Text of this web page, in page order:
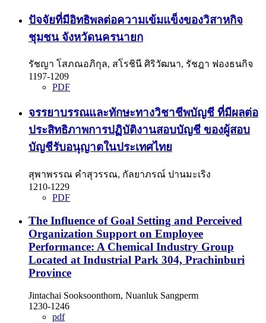
ปัจจัยที่มีอิทธิพลต่อความเข้มแข็งของวิสาหกิจ
ชุมชน จังหวัดนครนายก
รัชญา โสภณอภิกุล, สโรชินี ศิริวัฒนา, รัชฎา ฟองธนกิจ
1197-1209
PDF
จรรยาบรรณและทักษะทางวิชาชีพบัญชี ที่มีผลต่อ
ประสิทธิภาพการปฏิบัติงานสอบบัญชี ของผู้สอบ
บัญชีรับอนุญาตในประเทศไทย
สุพาพรรณ คำสุวรรณ, กัลยาภรณ์ ปานมะเริง
1210-1229
PDF
The Influence of Goal Setting and Perceived
Organization Support on Employee
Performance: A Chemical Industry Group
Located at Industrial Park 304, Prachinburi
Province
Jintachai Sooksoonthorn, Nuanluk Sangperm
1230-1246
pdf